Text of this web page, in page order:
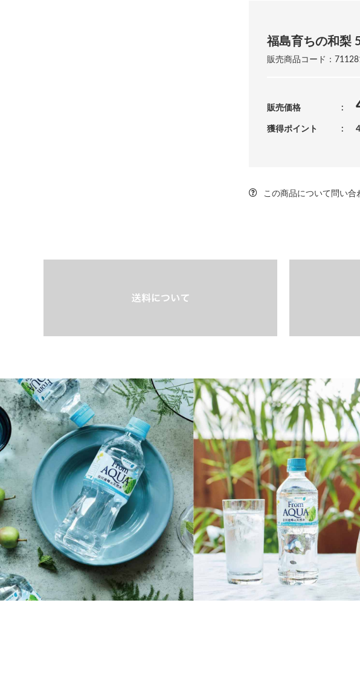
福島育ちの和梨
販売商品コード：
販売価格
獲得ポイント
この商品について問い合